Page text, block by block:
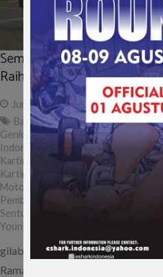
Sempat Alami Trouble di
Raih Piala di Dua Kelas Lenka
June 1, 2026
ad
BalapGokart
GenioRizkyRamadhan,gilabalap
IndonesianDriver , indonesiaracing ,
KartingCompetition
,KartingIndonesia
KartingTalent
LenkaCupPrix
MotorsportIndonesia,
PembalapMudaIndonesia
SentulInternationalKartingCircuit
YoungRacer
gilabalap.com – Pembalap muda
Ramadhan atau yang akrab